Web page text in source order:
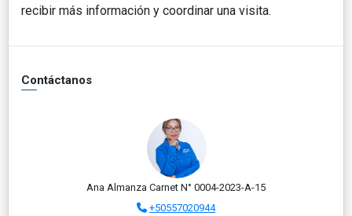
recibir más información y coordinar una visita.
Contáctanos
Ana Almanza Carnet N° 0004-2023-A-15
+50557020944